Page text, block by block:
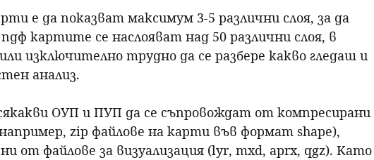
е да показват максимум 3-5 различни слоя, за да
картите се наслояват над 50 различни слоя, в
изключително трудно да се разбере какво гледаш и
анализ.
ОУП и ПУП да се съпровождат от компресирани
zip файлове на карти във формат shape),
от файлове за визуализация (lyr, mxd, aprx, qgz). Като